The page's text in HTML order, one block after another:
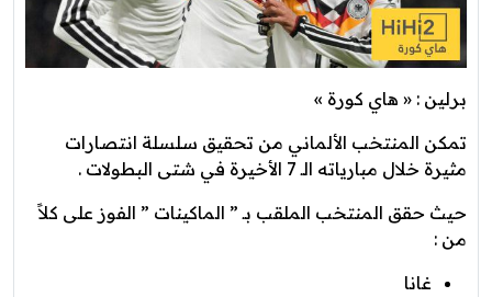
برلين : « هاي كورة »
تمكن المنتخب الألماني من تحقيق سلسلة انتصارات
مثيرة خلال مبارياته الـ 7 الأخيرة في شتى البطولات .
حيث حقق المنتخب الملقب بـ ” الماكينات ” الفوز على كلاً
من :
غانا